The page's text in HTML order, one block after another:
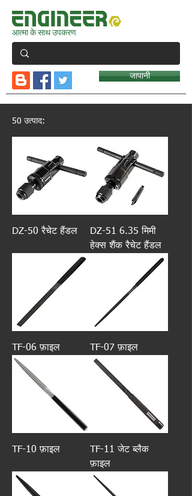
आत्मा के साथ उपकरण
जापानी
50 उत्पाद:
DZ-50 रैचेट हैंडल
DZ-51 6.35 मिमी
हेक्स शैंक रैचेट हैंडल
TF-06 फ़ाइल TF-07 फ़ाइल
TF-10 फ़ाइल
TF-11 जेट ब्लैक
फ़ाइल